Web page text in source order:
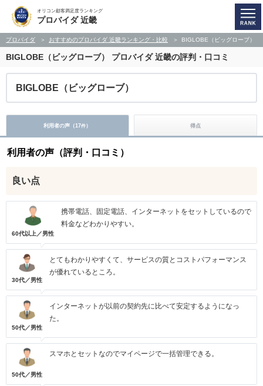
オリコン顧客満足度ランキング
プロバイダ 近畿
プロバイダ おすすめのプロバイダ 近畿ランキング・比較 BIGLOBE（ビッグローブ）
BIGLOBE（ビッグローブ） プロバイダ 近畿の評判・口コミ
BIGLOBE（ビッグローブ）
利用者の声（17件） 得点
利用者の声（評判・口コミ）
良い点
60代以上／男性
携帯電話、固定電話、インターネットをセットしているので
料金などわかりやすい。
30代／男性
とてもわかりやすくて、サービスの質とコストパフォーマンス
が優れているところ。
50代／男性
インターネットが以前の契約先に比べて安定するようになっ
た。
50代／男性
スマホとセットなのでマイページで一括管理できる。